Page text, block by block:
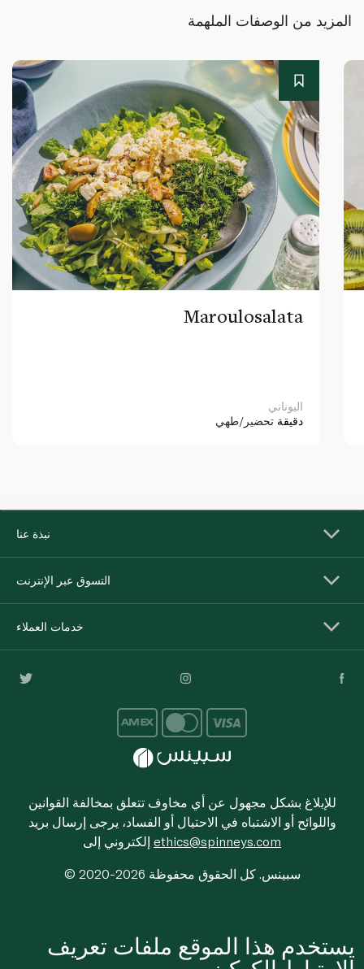
المزيد من الوصفات الملهمة
Maroulosalata
اليوناني
دقيقة تحضير/طهي
نبذة عنا
التسوق عبر الإنترنت
خدمات العملاء
للإبلاغ بشكل مجهول عن أي مخاوف تتعلق بمخالفة القوانين
واللوائح أو الاشتباه في الاحتيال أو الفساد، يرجى إرسال بريد
ethics@spinneys.com
© 2020-2026 سبينس. كل الحقوق محفوظة
يستخدم هذا الموقع ملفات تعريف